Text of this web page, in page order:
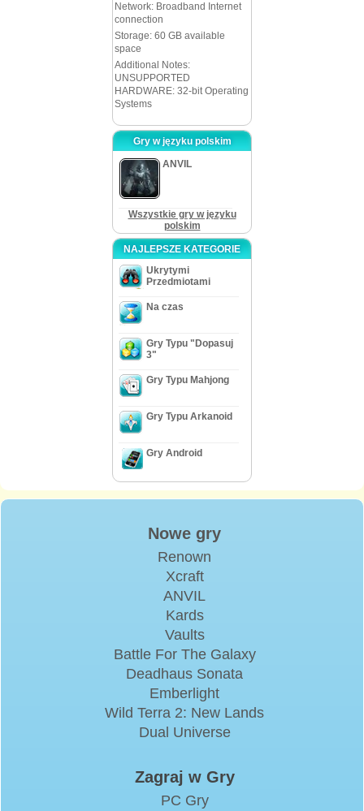
Network: Broadband Internet
connection
Storage: 60 GB available
space
Additional Notes:
UNSUPPORTED
HARDWARE: 32-bit Operating
Systems
Gry w języku polskim
ANVIL
Wszystkie gry w języku
polskim
NAJLEPSZE KATEGORIE
Ukrytymi
Przedmiotami
Na czas
Gry Typu "Dopasuj
3"
Gry Typu Mahjong
Gry Typu Arkanoid
Gry Android
Nowe gry
Renown
Xcraft
ANVIL
Kards
Vaults
Battle For The Galaxy
Deadhaus Sonata
Emberlight
Wild Terra 2: New Lands
Dual Universe
Zagraj w Gry
PC Gry